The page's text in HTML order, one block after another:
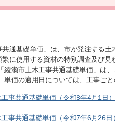
共通基礎単価」は、市が発注する
繁に使用する資材の特別調査及び
綾瀬市土木工事共通基礎単価」は
単価の適用日については、工事ごと
事共通基礎単価（令和8年4月1日
事共通基礎単価（令和7年6月26